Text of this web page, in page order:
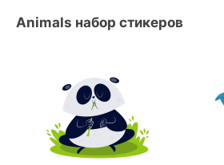
Animals набор стикеров